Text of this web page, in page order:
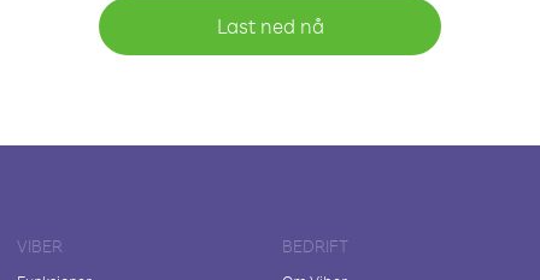
Last ned nå
VIBER BEDRIFT